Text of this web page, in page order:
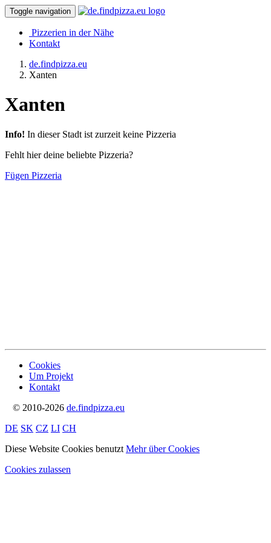
Toggle navigation
Pizzerien in der Nähe
Kontakt
de.findpizza.eu
Xanten
Xanten
Info! In dieser Stadt ist zurzeit keine Pizzeria
Fehlt hier deine beliebte Pizzeria?
Fügen Pizzeria
Cookies
Um Projekt
Kontakt
© 2010-2026 de.findpizza.eu
DE SK CZ LI CH
Diese Website Cookies benutzt Mehr über Cookies
Cookies zulassen